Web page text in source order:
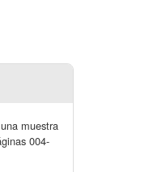
muestra
004-